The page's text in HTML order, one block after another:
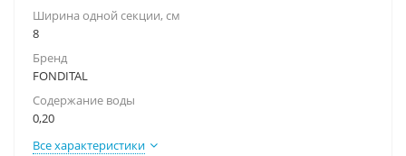
Ширина одной секции, см
8
Бренд
FONDITAL
Содержание воды
0,20
Все характеристики